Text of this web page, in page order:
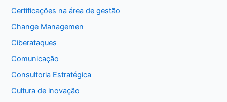
Certificações na área de gestão
Change Managemen
Ciberataques
Comunicação
Consultoria Estratégica
Cultura de inovação